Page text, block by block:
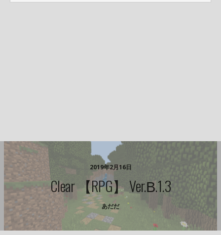
2019年2月16日
Clear 【RPG】 Ver.β.1.3
あだだ